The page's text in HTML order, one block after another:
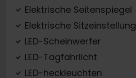
Elektrische Seitenspiegel
Elektrische Sitzeinstellung
LED-Scheinwerfer
LED-Tagfahrlicht
LED-heckleuchten